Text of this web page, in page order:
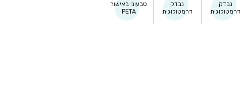
נבדק
דרמטולוגית
נבדק
דרמטולוגית
טבעוני באישור
PETA